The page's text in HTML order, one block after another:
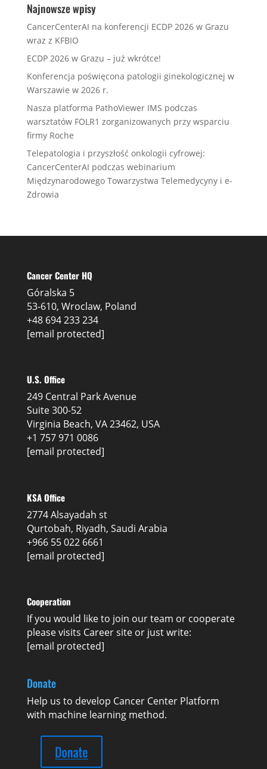
Najnowsze wpisy
CancerCenterAI na konferencji ECDP 2026 w Grazu
wraz z KFBIO
ECDP 2026 w Grazu – już wkrótce!
Konferencja poświęcona patologii ginekologicznej w
Warszawie w 2026 r.
Nasza platforma PathoViewer IMS podczas
warsztatów FOLR1 zorganizowanych przy wsparciu
firmy Roche
Telepatologia i przyszłość onkologii cyfrowej:
CancerCenterAI podczas webinarium
Międzynarodowego Towarzystwa Telemedycyny i e-
Zdrowia
Cancer Center HQ
Góralska 5
53-610, Wroclaw, Poland
+48 694 233 234
[email protected]
U.S. Office
249 Central Park Avenue
Suite 300-52
Virginia Beach, VA 23462, USA
+1 757 971 0086
[email protected]
KSA Office
2774 Alsayadah st
Qurtobah, Riyadh, Saudi Arabia
+966 55 022 6661
[email protected]
Cooperation
If you would like to join our team or cooperate
please visits Careersite or just write:
[email protected]
Donate
Help us to develop Cancer Center Platform
with machine learning method.